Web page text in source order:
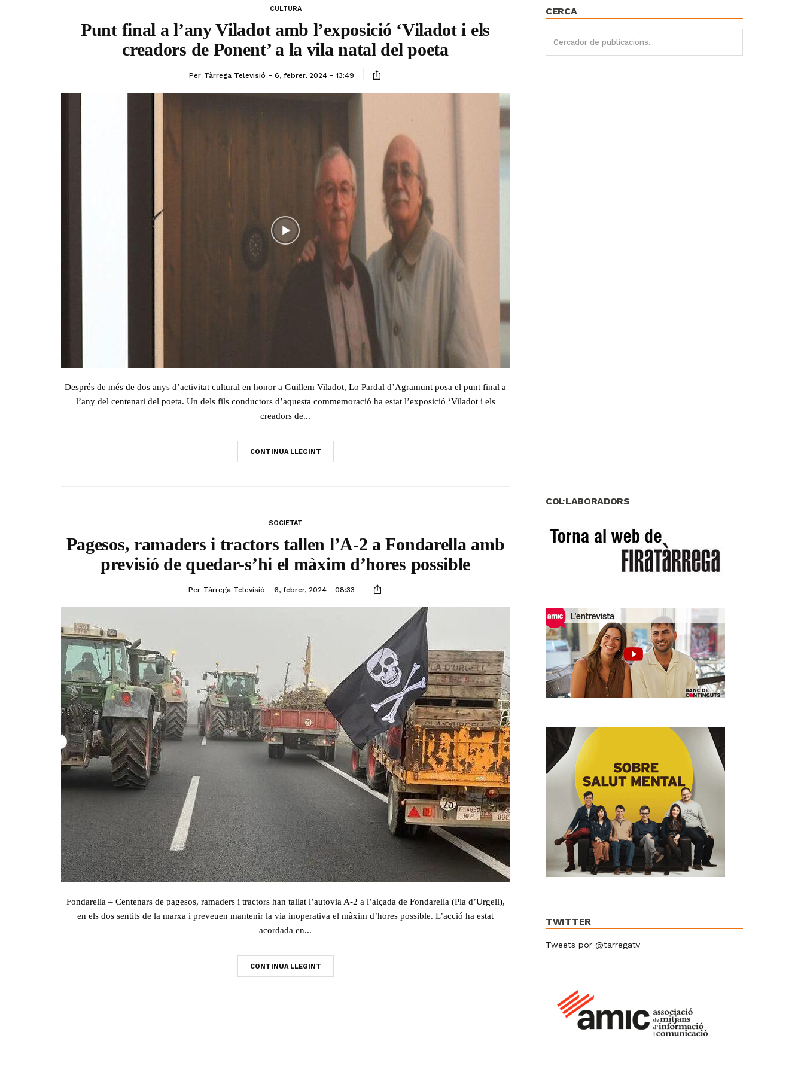
CULTURA
Punt final a l’any Viladot amb l’exposició ‘Viladot i els
creadors de Ponent’ a la vila natal del poeta
Per Tàrrega Televisió 6, febrer, 2024 - 13:49
Després de més de dos anys d’activitat cultural en honor a Guillem Viladot, Lo Pardal d’Agramunt posa el punt final a
l’any del centenari del poeta. Un dels fils conductors d’aquesta commemoració ha estat l’exposició ‘Viladot i els
creadors de...
CONTINUA LLEGINT
SOCIETAT
Pagesos, ramaders i tractors tallen l’A-2 a Fondarella amb
previsió de quedar-s’hi el màxim d’hores possible
Per Tàrrega Televisió 6, febrer, 2024 - 08:33
Fondarella – Centenars de pagesos, ramaders i tractors han tallat l’autovia A-2 a l’alçada de Fondarella (Pla d’Urgell),
en els dos sentits de la marxa i preveuen mantenir la via inoperativa el màxim d’hores possible. L’acció ha estat
acordada en...
CONTINUA LLEGINT
CERCA
COL·LABORADORS
TWITTER
Tweets por @tarregatv